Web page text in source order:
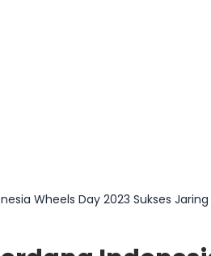
Wheels Day 2023 Sukses